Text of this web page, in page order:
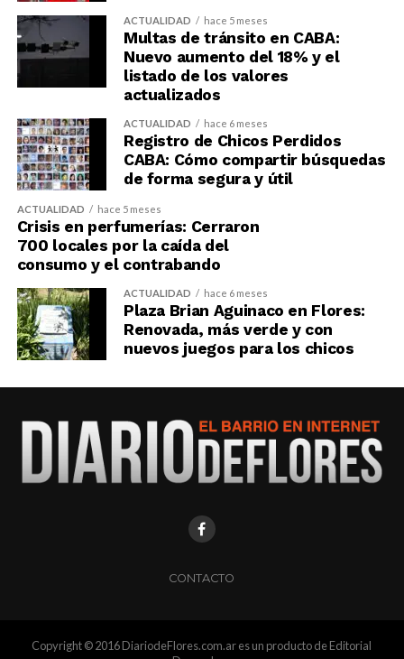
ACTUALIDAD hace 5 meses
Multas de tránsito en CABA:
Nuevo aumento del 18% y el
listado de los valores
actualizados
ACTUALIDAD hace 6 meses
Registro de Chicos Perdidos
CABA: Cómo compartir búsquedas
de forma segura y útil
ACTUALIDAD hace 5 meses
Crisis en perfumerías: Cerraron
700 locales por la caída del
consumo y el contrabando
ACTUALIDAD hace 6 meses
Plaza Brian Aguinaco en Flores:
Renovada, más verde y con
nuevos juegos para los chicos
CONTACTO
Copyright © 2016 DiariodeFlores.com.ar es un producto de Editorial